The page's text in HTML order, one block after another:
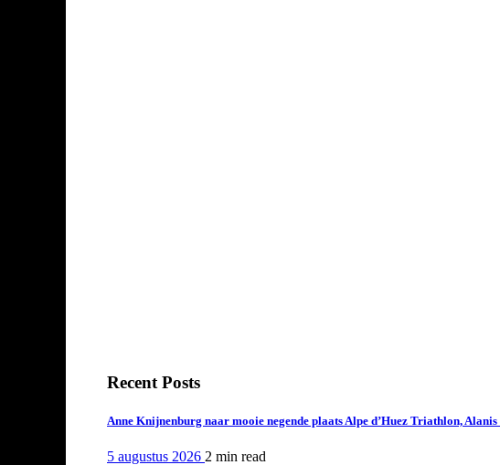
Recent Posts
Anne Knijnenburg naar mooie negende plaats Alpe d’Huez Triathlon,
5 augustus 2026 2 min read